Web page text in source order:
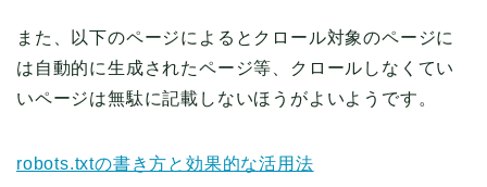
また、以下のページによるとクロール対象のページに
は自動的に生成されたページ等、クロールしなくてい
いページは無駄に記載しないほうがよいようです。
robots.txtの書き方と効果的な活用法